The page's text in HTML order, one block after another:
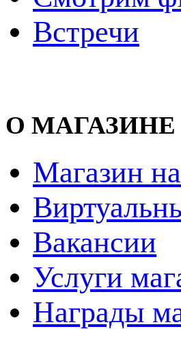
Встречи
О МАГАЗИНЕ
Магазин
Вакансии
Услуги
Награды